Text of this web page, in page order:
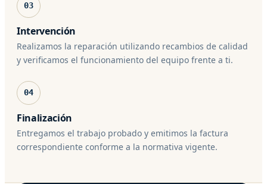
03
Intervención
Realizamos la reparación utilizando recambios de calidad
y verificamos el funcionamiento del equipo frente a ti.
04
Finalización
Entregamos el trabajo probado y emitimos la factura
correspondiente conforme a la normativa vigente.